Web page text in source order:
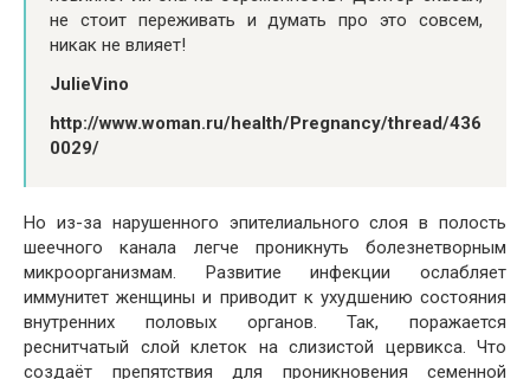
не стоит переживать и думать про это совсем,
никак не влияет!
JulieVino
http://www.woman.ru/health/Pregnancy/thread/436
0029/
Но из-за нарушенного эпителиального слоя в полость
шеечного канала легче проникнуть болезнетворным
микроорганизмам. Развитие инфекции ослабляет
иммунитет женщины и приводит к ухудшению состояния
внутренних половых органов. Так, поражается
реснитчатый слой клеток на слизистой цервикса. Что
создаёт препятствия для проникновения семенной